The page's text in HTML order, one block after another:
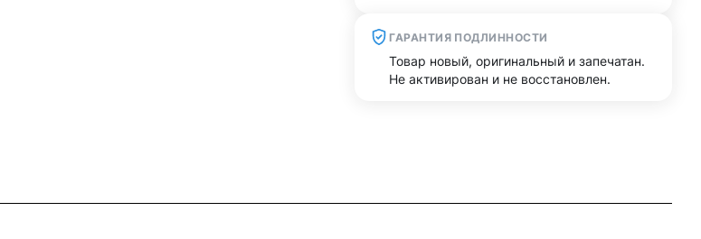
ГАРАНТИЯ ПОДЛИННОСТИ
Товар новый, оригинальный и запечатан.
Не активирован и не восстановлен.